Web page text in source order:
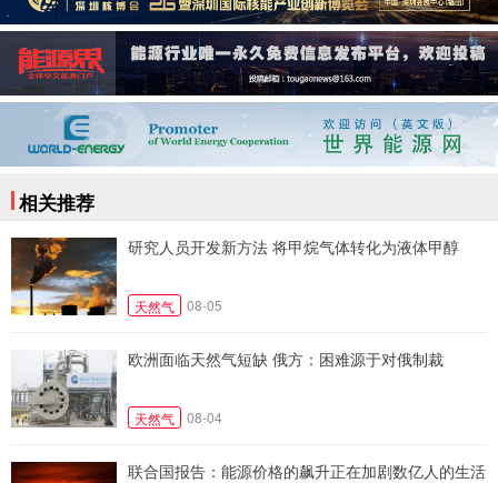
相关推荐
研究人员开发新方法 将甲烷气体转化为液体甲醇
天然气 08-05
欧洲面临天然气短缺 俄方：困难源于对俄制裁
天然气 08-04
联合国报告：能源价格的飙升正在加剧数亿人的生活